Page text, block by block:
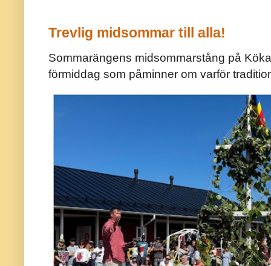
Trevlig midsommar till alla!
Sommarängens midsommarstång på
förmiddag som påminner om varför